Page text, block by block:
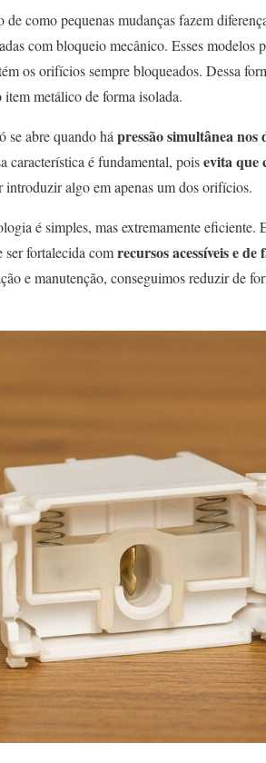
como pequenas mudanças fazem
com bloqueio mecânico. Esses modelos
os orifícios sempre bloqueados. Dessa
metálico de forma isolada.
se abre quando há pressão simultânea nos
característica é fundamental, poisevita que
introduzir algo em apenas um dos orifícios.
é simples, mas extremamente eficiente.
ser fortalecida comrecursos acessíveis e
e manutenção, conseguimos reduzir de